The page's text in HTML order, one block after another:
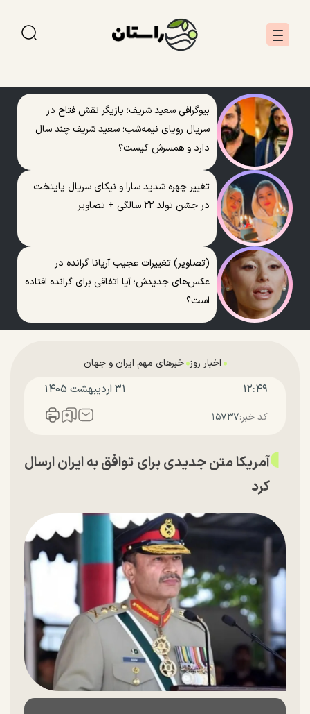
بیوگرافی سعید شریف؛ بازیگر نقش فتاح در
سریال رویای نیمه‌شب؛ سعید شریف چند سال
دارد و همسرش کیست؟
تغییر چهره شدید سارا و نیکای سریال پایتخت
در جشن تولد ۲۲ سالگی + تصاویر
(تصاویر) تغییرات عجیب آریانا گرانده در
عکس‌های جدیدش؛ آیا اتفاقی برای گرانده افتاده
است؟
اخبار روز خبرهای مهم ایران و جهان
۱۲:۴۹ ۳۱ ارديبهشت ۱۴۰۵
کد خبر:۱۵۷۳۷
آمریکا متن جدیدی برای توافق به ایران ارسال
کرد